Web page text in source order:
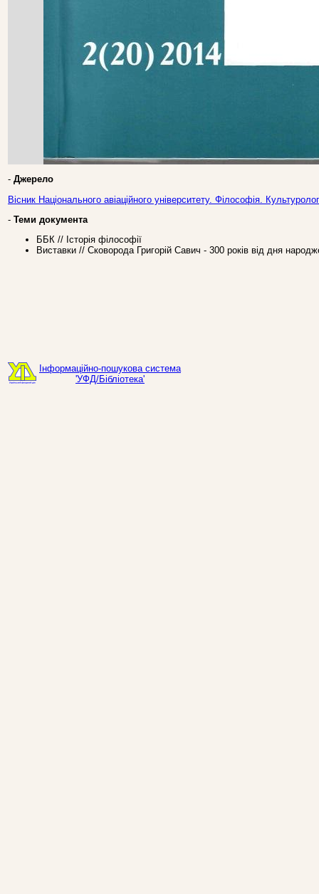
- Джерело
Вісник Національного авіаційного університету. Філософія.
- Теми документа
ББК // Історія філософії
Виставки // Сковорода Григорій Савич - 300 років від дня
Інформаційно-пошукова система
'УФД/Бібліотека'